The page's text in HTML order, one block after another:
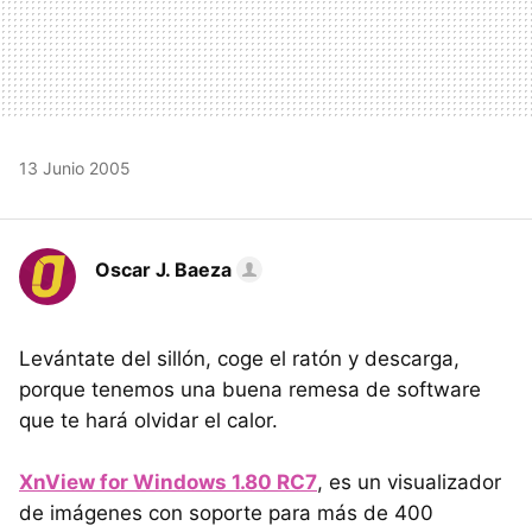
13 Junio 2005
Oscar J. Baeza
Levántate del sillón, coge el ratón y descarga,
porque tenemos una buena remesa de software
que te hará olvidar el calor.
XnView for Windows 1.80 RC7, es un visualizador
de imágenes con soporte para más de 400